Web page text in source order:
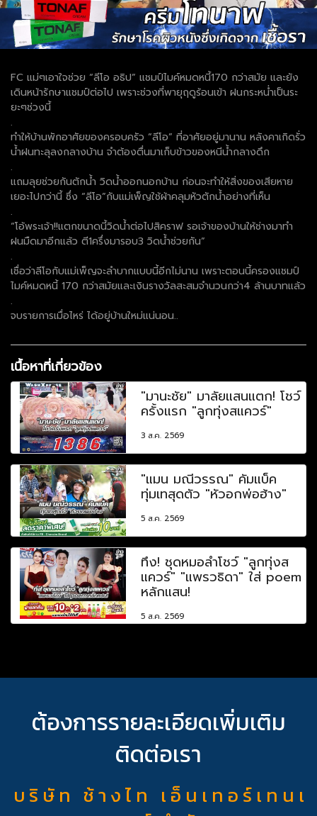
FC แม่ๆเอาใจช่วย “ลีโอ อธิป” แชมป์ไมค์หมดหนี้170 กว่าสมัย และยัง
เดินหน้ารักษาแชมป์ต่อไป เพราะช่วงที่พายุฤดูร้อนเข้า ฝนกระหน่ำเป็นระ
ยะๆช่วงนี้
.
ทำให้บ้านพักอาศัยของครอบครัว “ลีโอ” ที่อาศัยอยู่มานาน หลังคาเกิดรั่ว
น้ำฝนทะลุลงกลางบ้าน จำต้องตื่นมาเก็บข้าวของหนีน้ำกลางดึก
.
แถมลุยช่วยกันตักน้ำ วิดน้ำออกนอกบ้าน ก่อนจะทำให้สิ่งของเสียหาย
เยอะไปกว่านี้ ซึ่ง “ลีโอ”กับแม่เพ็ญใช้ผ้าคลุมหัวตักน้ำอย่างที่เห็น
.
“โอ้พระเจ้า!!แตกขนาดนี้วิดน้ำต่อไปสิคราฟ รอเจ้าของบ้านให้ช่างมาทำ
ฝนมืดมาอีกแล้ว ตี1ครึ่งมารอบ3 วิดน้ำช่วยกัน”
.
เชื่อว่าลีโอกับแม่เพ็ญจะลำบากแบบนี้อีกไม่นาน เพราะตอนนี้ครองแชมป์
ไมค์หมดหนี้ 170 กว่าสมัยและเงินรางวัลสะสมจำนวนกว่า4 ล้านบาทแล้ว
.
จบรายการเมื่อไหร่ ได้อยู่บ้านใหม่แน่นอน..
เนื้อหาที่เกี่ยวข้อง
"มานะชัย" มาลัยแสนแตก! โชว์
ครั้งแรก "ลูกทุ่งสแควร์"
3 ส.ค. 2569
"แมน มณีวรรณ" คัมแบ็ค
ทุ่มเทสุดตัว "หัวอกพ่อฮ้าง"
5 ส.ค. 2569
ทึ่ง! ชุดหมอลำโชว์ "ลูกทุ่งส
แควร์" "แพรวธิดา" ใส่ poem
หลักแสน!
5 ส.ค. 2569
ต้องการรายละเอียดเพิ่มเติม
ติดต่อเรา
บ ริ ษั ท ช้ า ง ไ ท เ อ็ น เ ท อ ร์ เ ท น เ